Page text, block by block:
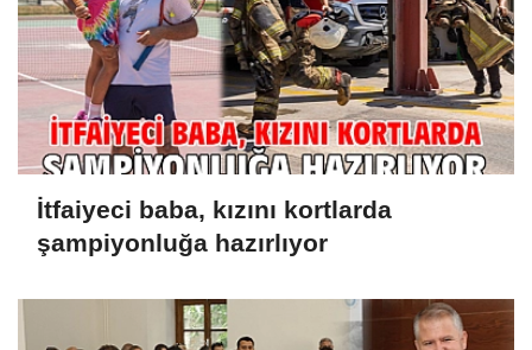
İtfaiyeci baba, kızını kortlarda
şampiyonluğa hazırlıyor